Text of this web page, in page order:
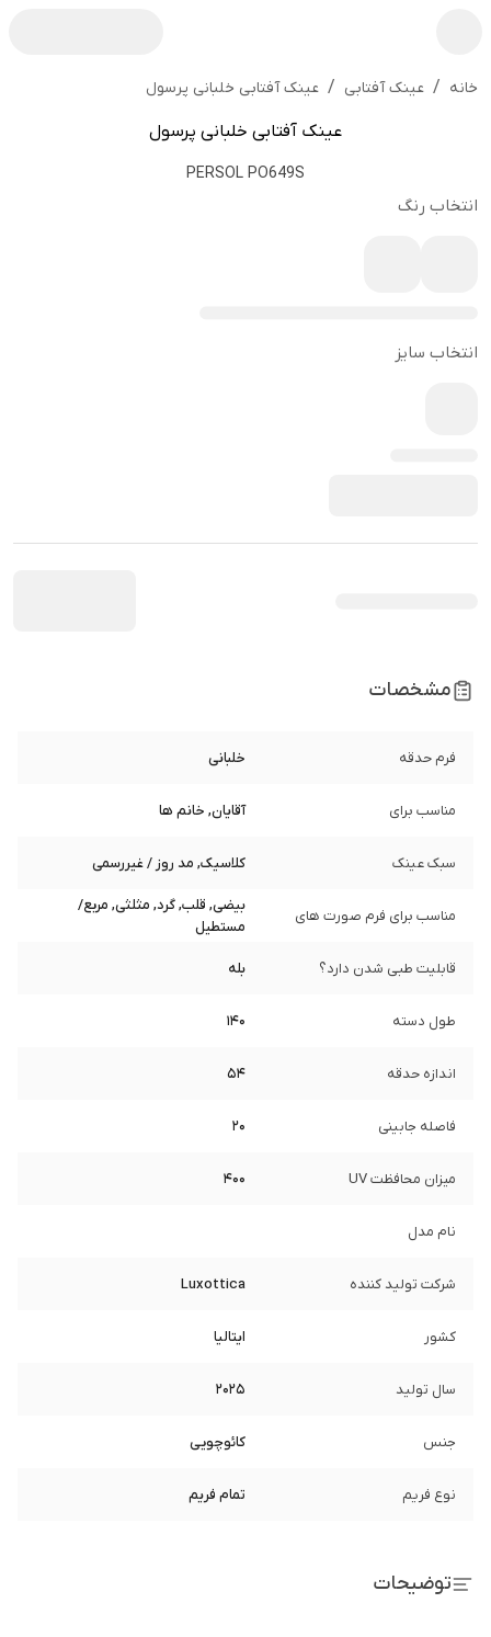
خانه / عینک آفتابی / عینک آفتابی خلبانی پرسول
عینک آفتابی خلبانی پرسول
PERSOL PO649S
انتخاب رنگ
انتخاب سایز
مشخصات
فرم حدقه خلبانی
مناسب برای آقایان, خانم ها
سبک عینک کلاسیک, مد روز / غیررسمی
مناسب برای فرم صورت های
بیضی, قلب, گرد, مثلثی, مربع/
مستطیل
قابلیت طبی شدن دارد؟ بله
طول دسته 140
اندازه حدقه 54
فاصله جابینی 20
میزان محافظت UV 400
نام مدل
شرکت تولید کننده Luxottica
کشور ایتالیا
سال تولید 2025
جنس کائوچویی
نوع فریم تمام فریم
توضیحات